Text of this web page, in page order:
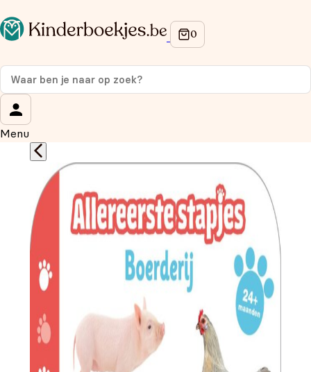
Menu
Op de hoogte blijven van onze acties?
Meld je aan voor onze nieuwsbrief en ontvang
korting
Wat is je voornaam?
Wat is je e-mailadres?*
Aanmelden
We gebruiken je gegevens om contact op te nemen, in
overeenstemming met onsprivacybeleid.